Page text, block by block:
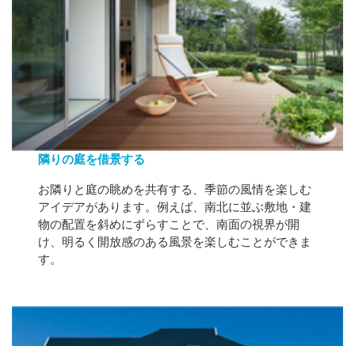
隣りの庭を借景する
お隣りと庭の眺めを共有する、季節の風情を楽しむ
アイデアがあります。例えば、南北に並ぶ敷地・建
物の配置を斜めにずらすことで、南面の視界が開
け、明るく開放感のある風景を楽しむことができま
す。